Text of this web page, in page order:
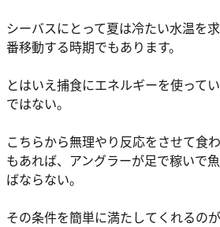
シーバスにとって夏は冷たい水温を
番移動する時期でもあります。
とはいえ捕食にエネルギーを使って
ではない。
こちらから無理やり反応をさせて食
もあれば、アングラーが足で稼いで
ばならない。
その条件を簡単に満たしてくれるの